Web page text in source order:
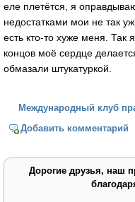
еле плетётся, я
недостатками мои не так
есть кто-то хуже меня. Так
концов моё сердце
обмазали штукатуркой.
Международный клуб
Добавить комментарий
Дорогие друзья, наш